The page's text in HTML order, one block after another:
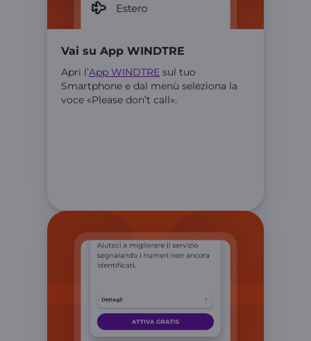
Vai su App WINDTRE
Apri l’App WINDTRE sul tuo
Smartphone e dal menù seleziona la
voce «Please don’t call».